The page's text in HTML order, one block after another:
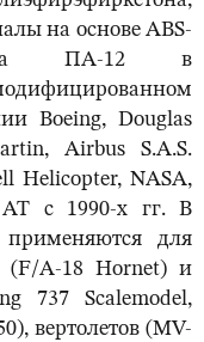
на основе ABS-
ПА-12 в
Boeing, Douglas
Airbus S.A.S.
Helicopter, NASA,
АТ с 1990-х гг. В
для
(F/A-18 Hornet) и
737 Scalemodel,
вертолетов (MV-